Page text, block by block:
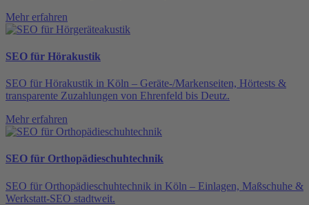
Mehr erfahren
SEO für Hörakustik
SEO für Hörakustik in Köln – Geräte-/Markenseiten, Hörtests &
transparente Zuzahlungen von Ehrenfeld bis Deutz.
Mehr erfahren
SEO für Orthopädieschuhtechnik
SEO für Orthopädieschuhtechnik in Köln – Einlagen, Maßschuhe &
Werkstatt-SEO stadtweit.